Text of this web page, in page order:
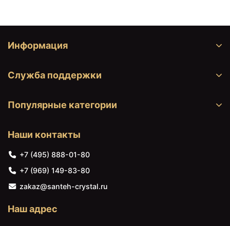
Информация
Служба поддержки
Популярные категории
Наши контакты
+7 (495) 888-01-80
+7 (969) 149-83-80
zakaz@santeh-crystal.ru
Наш адрес